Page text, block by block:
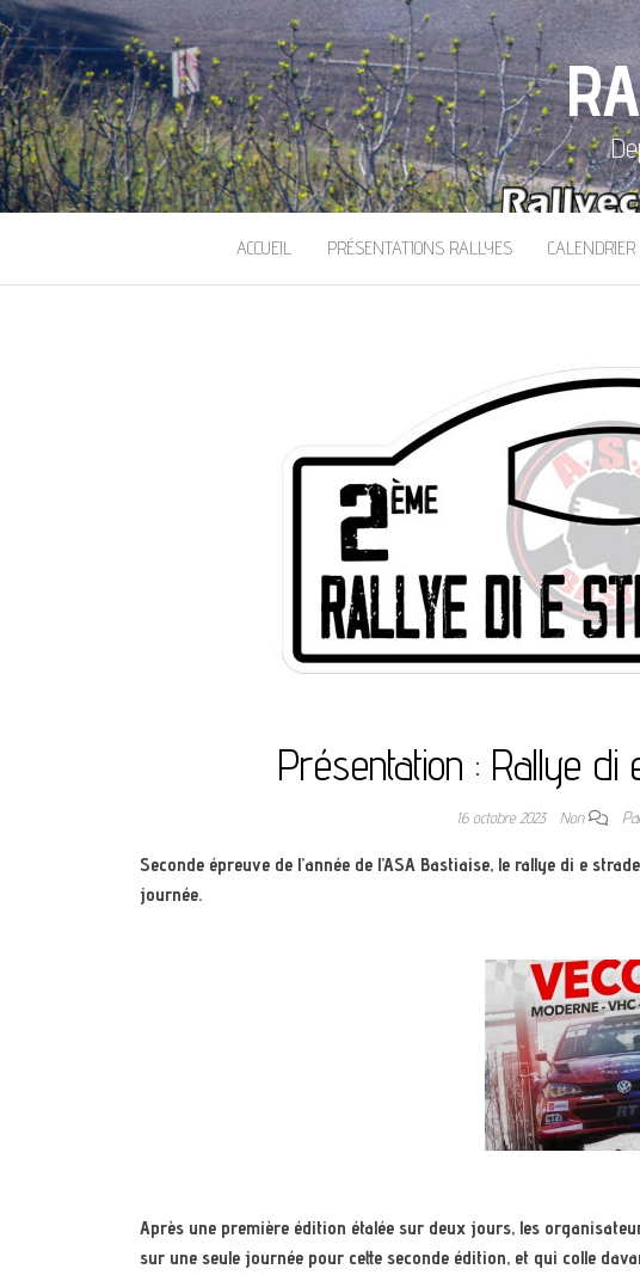
ACCUEIL PRÉSENTATIONS RALLYES CALENDRIER
Présentation : Rallye
16 octobre 2023 Non
Seconde épreuve de l’année de l’ASA Bastiaise, le rallye di e
journée.
Après une première édition étalée sur deux jours, les
sur une seule journée pour cette seconde édition, et qui colle